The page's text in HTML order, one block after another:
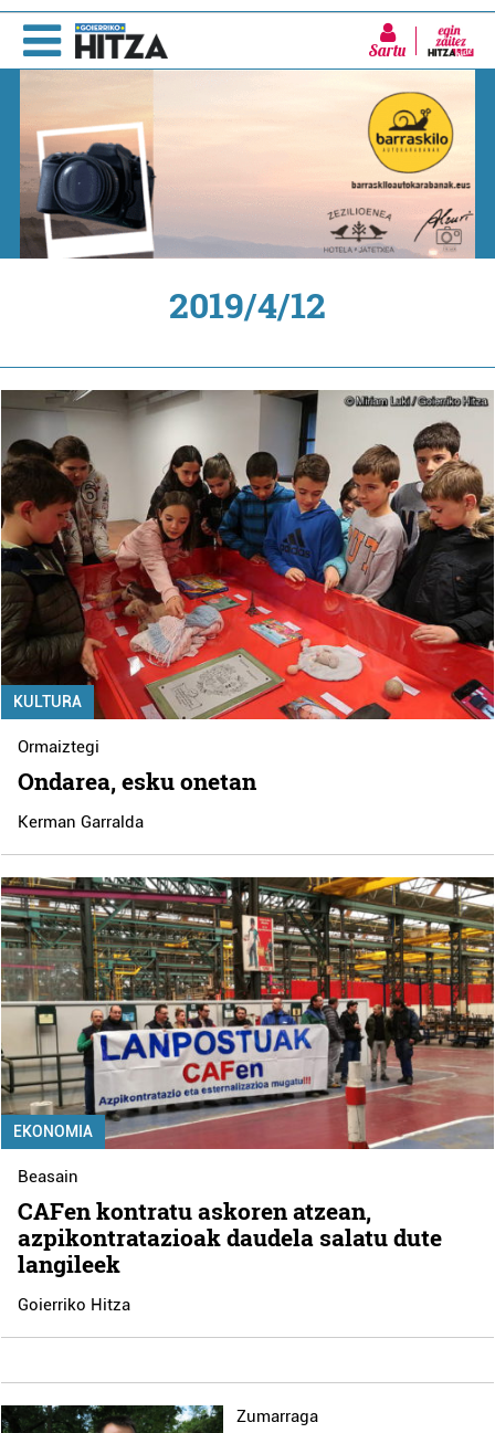
Sartu
2019/4/12
KULTURA
Ormaiztegi
Ondarea, esku onetan
Kerman Garralda
EKONOMIA
Beasain
CAFen kontratu askoren atzean,
azpikontratazioak daudela salatu dute
langileek
Goierriko Hitza
Zumarraga